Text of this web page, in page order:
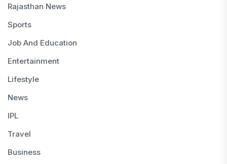
Rajasthan News
Sports
Job And Education
Entertainment
Lifestyle
News
IPL
Travel
Business